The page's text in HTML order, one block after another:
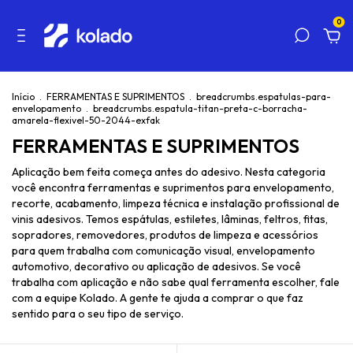
0
Início . FERRAMENTAS E SUPRIMENTOS . breadcrumbs.espatulas-para-
envelopamento . breadcrumbs.espatula-titan-preta-c-borracha-
amarela-flexivel-50-2044-exfak
FERRAMENTAS E SUPRIMENTOS
Aplicação bem feita começa antes do adesivo. Nesta categoria
você encontra ferramentas e suprimentos para envelopamento,
recorte, acabamento, limpeza técnica e instalação profissional de
vinis adesivos. Temos espátulas, estiletes, lâminas, feltros, fitas,
sopradores, removedores, produtos de limpeza e acessórios
para quem trabalha com comunicação visual, envelopamento
automotivo, decorativo ou aplicação de adesivos. Se você
trabalha com aplicação e não sabe qual ferramenta escolher, fale
com a equipe Kolado. A gente te ajuda a comprar o que faz
sentido para o seu tipo de serviço.